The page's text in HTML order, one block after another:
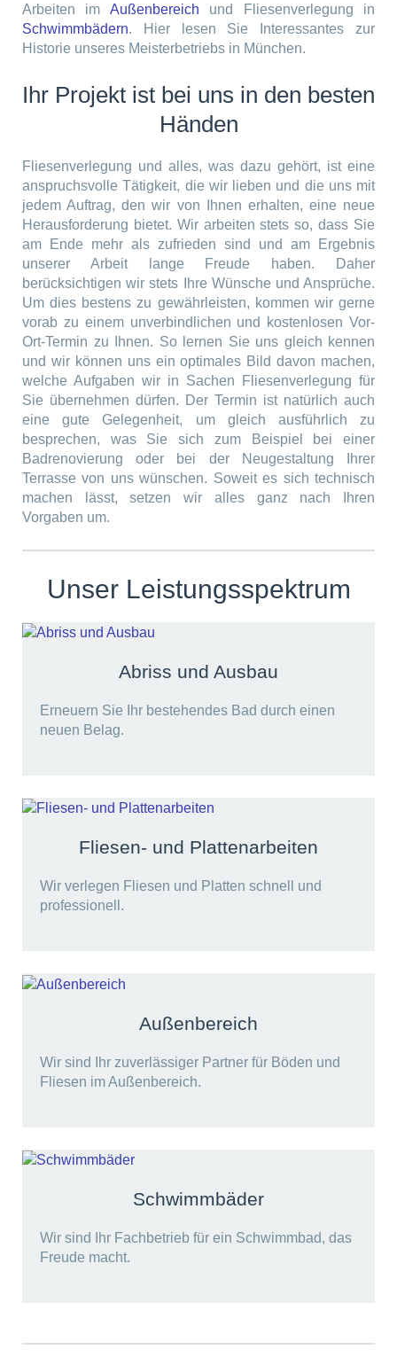
Arbeiten im Außenbereich und Fliesenverlegung in
Schwimmbädern. Hier lesen Sie Interessantes zur
Historie unseres Meisterbetriebs in München.
Ihr Projekt ist bei uns in den besten
Händen
Fliesenverlegung und alles, was dazu gehört, ist eine
anspruchsvolle Tätigkeit, die wir lieben und die uns mit
jedem Auftrag, den wir von Ihnen erhalten, eine neue
Herausforderung bietet. Wir arbeiten stets so, dass Sie
am Ende mehr als zufrieden sind und am Ergebnis
unserer Arbeit lange Freude haben. Daher
berücksichtigen wir stets Ihre Wünsche und Ansprüche.
Um dies bestens zu gewährleisten, kommen wir gerne
vorab zu einem unverbindlichen und kostenlosen Vor-
Ort-Termin zu Ihnen. So lernen Sie uns gleich kennen
und wir können uns ein optimales Bild davon machen,
welche Aufgaben wir in Sachen Fliesenverlegung für
Sie übernehmen dürfen. Der Termin ist natürlich auch
eine gute Gelegenheit, um gleich ausführlich zu
besprechen, was Sie sich zum Beispiel bei einer
Badrenovierung oder bei der Neugestaltung Ihrer
Terrasse von uns wünschen. Soweit es sich technisch
machen lässt, setzen wir alles ganz nach Ihren
Vorgaben um.
Unser Leistungsspektrum
Abriss und Ausbau
Erneuern Sie Ihr bestehendes Bad durch einen
neuen Belag.
Fliesen- und Plattenarbeiten
Wir verlegen Fliesen und Platten schnell und
professionell.
Außenbereich
Wir sind Ihr zuverlässiger Partner für Böden und
Fliesen im Außenbereich.
Schwimmbäder
Wir sind Ihr Fachbetrieb für ein Schwimmbad, das
Freude macht.